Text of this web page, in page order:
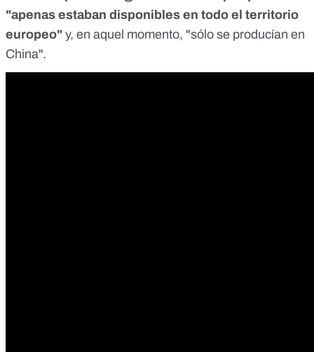
"apenas estaban disponibles en todo el territorio
europeo" y, en aquel momento, "sólo se producían en
China".